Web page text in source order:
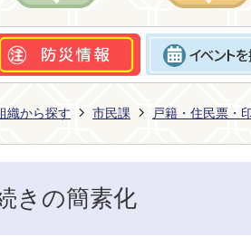
織から探す 市民課 戸籍・住民票・
きの簡素化